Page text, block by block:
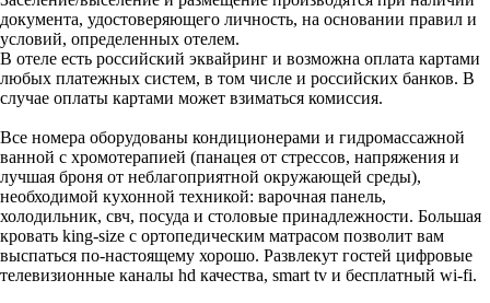
документа, удостоверяющего личность, на основании правил и
условий, определенных отелем.
В отеле есть российский эквайринг и возможна оплата картами
любых платежных систем, в том числе и российских банков. В
случае оплаты картами может взиматься комиссия.
Все номера оборудованы кондиционерами и гидромассажной
ванной с хромотерапией (панацея от стрессов, напряжения и
лучшая броня от неблагоприятной окружающей среды),
необходимой кухонной техникой: варочная панель,
холодильник, свч, посуда и столовые принадлежности. Большая
кровать king-size с ортопедическим матрасом позволит вам
выспаться по-настоящему хорошо. Развлекут гостей цифровые
телевизионные каналы hd качества, smart tv и бесплатный wi-fi.